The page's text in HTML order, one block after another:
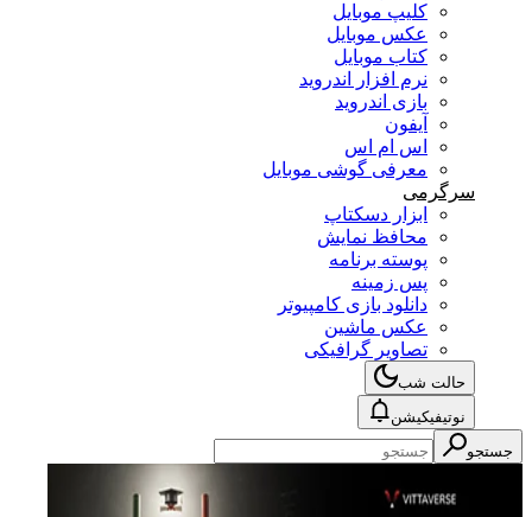
کلیپ موبایل
عکس موبایل
کتاب موبایل
نرم افزار اندروید
بازی اندروید
آیفون
اس ام اس
معرفی گوشی موبایل
سرگرمی
ابزار دسکتاپ
محافظ نمایش
پوسته برنامه
پس زمینه
دانلود بازی کامپیوتر
عکس ماشین
تصاویر گرافیکی
حالت شب
نوتیفیکیشن
جستجو